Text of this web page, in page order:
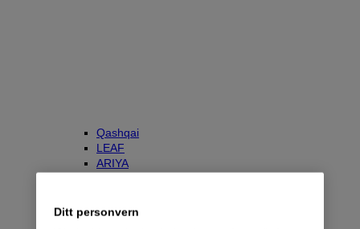
Qashqai
LEAF
ARIYA
e-NV200 Evalia
Ditt personvern